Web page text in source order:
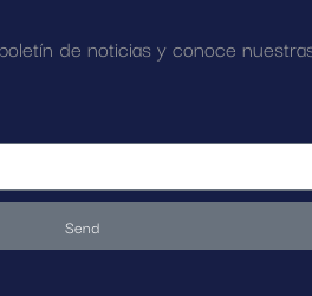
de noticias y conoce
Send